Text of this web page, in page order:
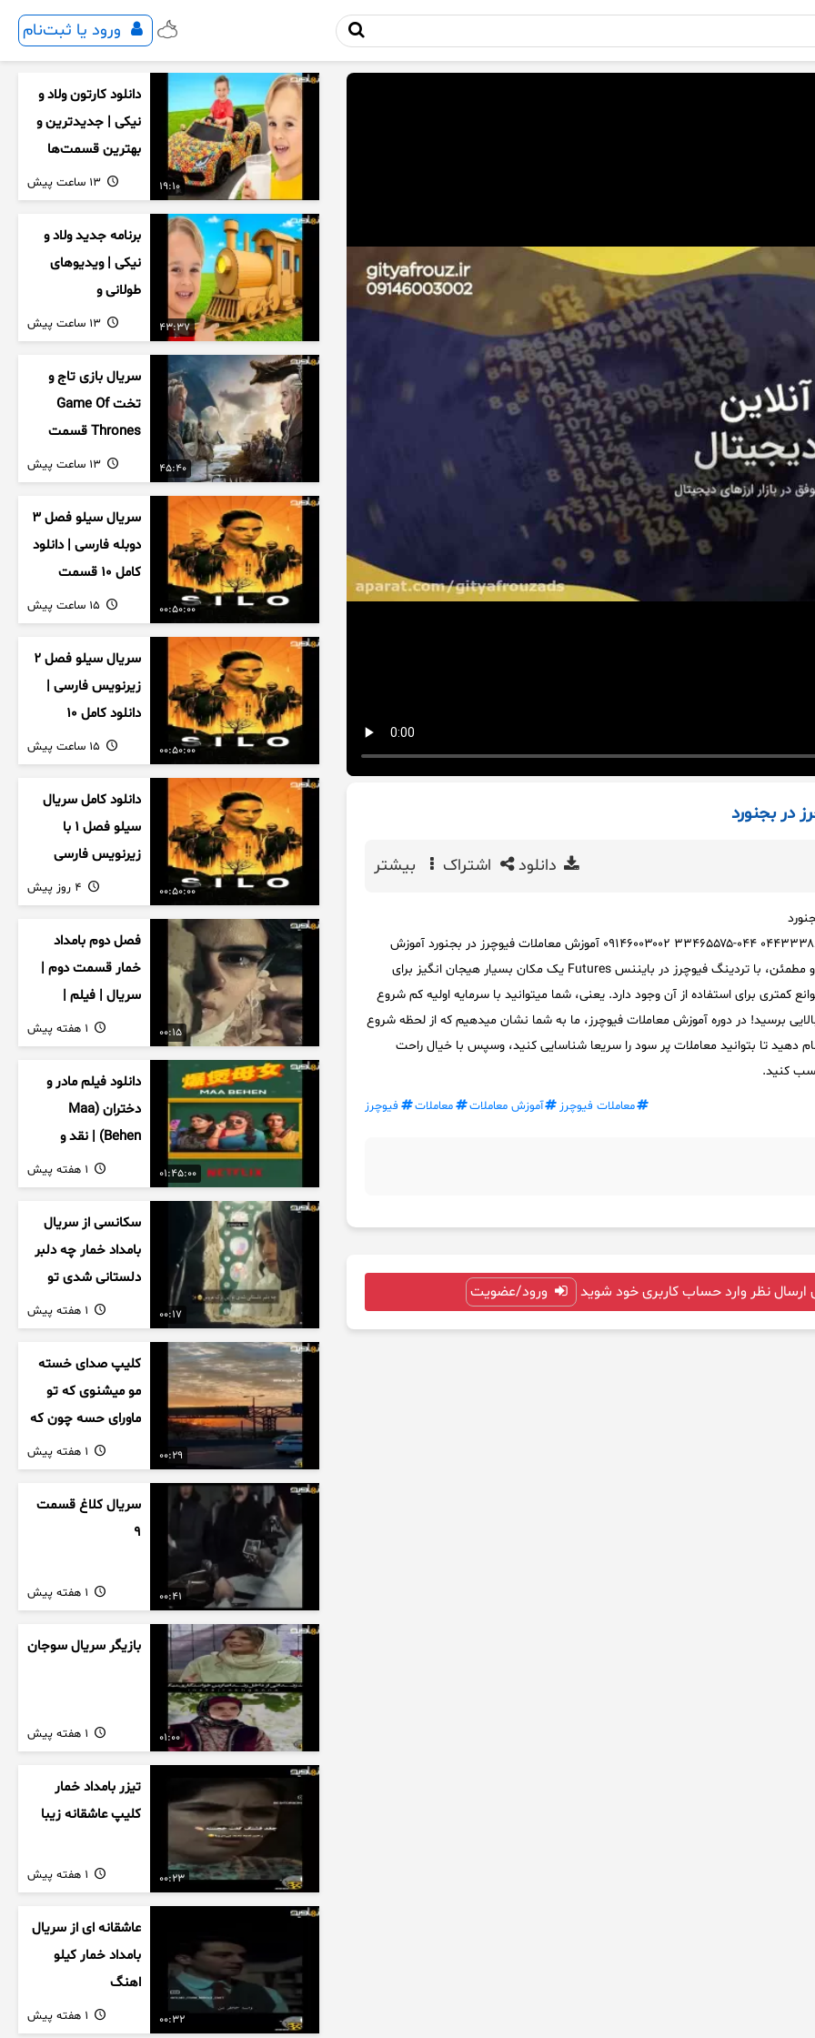
ورود یا ثبت‌نام
در بجنورد
دانلود اشتراک بیشتر
مشاوره و ثبت نام دوره ۰۴۴۳۳۳۸۸۱۷۵ ۰۴۴-۳۳۴۶۵۵۷۵ ۰۹۱۴۶۰۰۳۰۰۲ آموزش معاملات فیوچرز در بجنورد آموزش
کسب درآمد به صورت روزانه و مطمئن، با تردینگ فیوچرز در بایننس Futures یک مکان بسیار هیجان انگیز برای
کمتری برای استفاده از آن وجود دارد. یعنی، شما میتوانید با سرمایه اولیه کم شروع
برسید! در دوره آموزش معاملات فیوچرز، ما به شما نشان میدهیم که از لحظه شروع
دهید تا بتوانید معاملات پر سود را سریعا شناسایی کنید، وسپس با خیال راحت
کنید.
معاملات فیوچرز آموزش معاملات معاملات فیوچرز
ارسال نظر وارد حساب کاربری خود شوید ورود/عضویت
19:10
دانلود کارتون ولاد و
نیکی | جدیدترین و
بهترین قسمت‌ها
43:37
برنامه جدید ولاد و
نیکی | ویدیوهای
طولانی و
سرگرم‌کننده کودکان
45:40
سریال بازی تاج و
تخت Game Of
Thrones قسمت
دوم فصل اول
زیرنویس فارسی
00:50:00
سریال سیلو فصل ۳
دوبله فارسی | دانلود
کامل ۱۰ قسمت
00:50:00
سریال سیلو فصل ۲
زیرنویس فارسی |
دانلود کامل ۱۰
قسمت
00:50:00
دانلود کامل سریال
سیلو فصل ۱ با
زیرنویس فارسی
00:15
فصل دوم بامداد
خمار قسمت دوم |
سریال | فیلم |
نمایش خانگی |
محبوبه | سینمایی
01:45:00
دانلود فیلم مادر و
دختران (Maa
Behen) | نقد و
بررسی درام خانوادگی
هندی
00:17
سکانسی از سریال
بامداد خمار چه دلبر
دلستانی شدی تو
این بزک عروس..
00:29
کلیپ صدای خسته
مو میشنوی که تو
ماورای حسه چون که
داریم می رسیم به
اخرای قصه
00:41
سریال کلاغ قسمت
9
01:00
بازیگر سریال سوجان
00:23
تیزر بامداد خمار
کلیپ عاشقانه زیبا
00:32
عاشقانه ای از سریال
بامداد خمار کیلو
اهنگ